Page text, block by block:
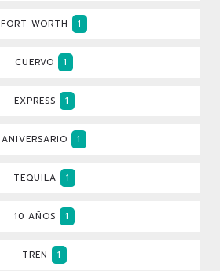
FORT WORTH 1
CUERVO 1
EXPRESS 1
ANIVERSARIO 1
TEQUILA 1
10 AÑOS 1
TREN 1